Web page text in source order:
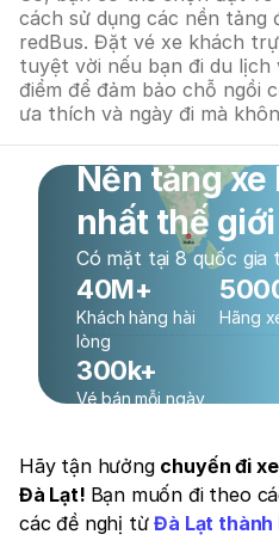
cách sử dụng các nền
redBus. Đặt vé xe khách
tuyệt vời nếu bạn đi du lịch
điểm để đảm bảo chỗ ngồi
ưa thích và ngày đi mà
Nền tảng
nhất thế giới
Có mặt tại 8 quốc gia
40M+
Khách hàng hài
lòng
Hãng
300k+
Vé bán mỗi ngày
Hãy tận hưởng chuyến đi
Đà Lạt! Bạn muốn đi theo
các đề nghị từĐà Lạt thành